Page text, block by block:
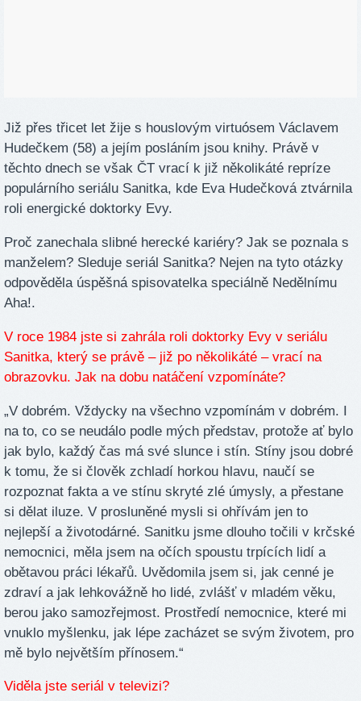
Již přes třicet let žije s houslovým virtuósem Václavem
Hudečkem (58) a jejím posláním jsou knihy. Právě v
těchto dnech se však ČT vrací k již několikáté repríze
populárního seriálu Sanitka, kde Eva Hudečková ztvárnila
roli energické doktorky Evy.
Proč zanechala slibné herecké kariéry? Jak se poznala s
manželem? Sleduje seriál Sanitka? Nejen na tyto otázky
odpověděla úspěšná spisovatelka speciálně Nedělnímu
Aha!.
V roce 1984 jste si zahrála roli doktorky Evy v seriálu
Sanitka, který se právě – již po několikáté – vrací na
obrazovku. Jak na dobu natáčení vzpomínáte?
„V dobrém. Vždycky na všechno vzpomínám v dobrém. I
na to, co se neudálo podle mých představ, protože ať bylo
jak bylo, každý čas má své slunce i stín. Stíny jsou dobré
k tomu, že si člověk zchladí horkou hlavu, naučí se
rozpoznat fakta a ve stínu skryté zlé úmysly, a přestane
si dělat iluze. V prosluněné mysli si ohřívám jen to
nejlepší a životodárné. Sanitku jsme dlouho točili v krčské
nemocnici, měla jsem na očích spoustu trpících lidí a
obětavou práci lékařů. Uvědomila jsem si, jak cenné je
zdraví a jak lehkovážně ho lidé, zvlášť v mladém věku,
berou jako samozřejmost. Prostředí nemocnice, které mi
vnuklo myšlenku, jak lépe zacházet se svým životem, pro
mě bylo největším přínosem.“
Viděla jste seriál v televizi?